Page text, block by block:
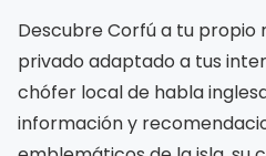
Descubre Corfú a tu propio
privado adaptado a tus
chófer local de habla
información y